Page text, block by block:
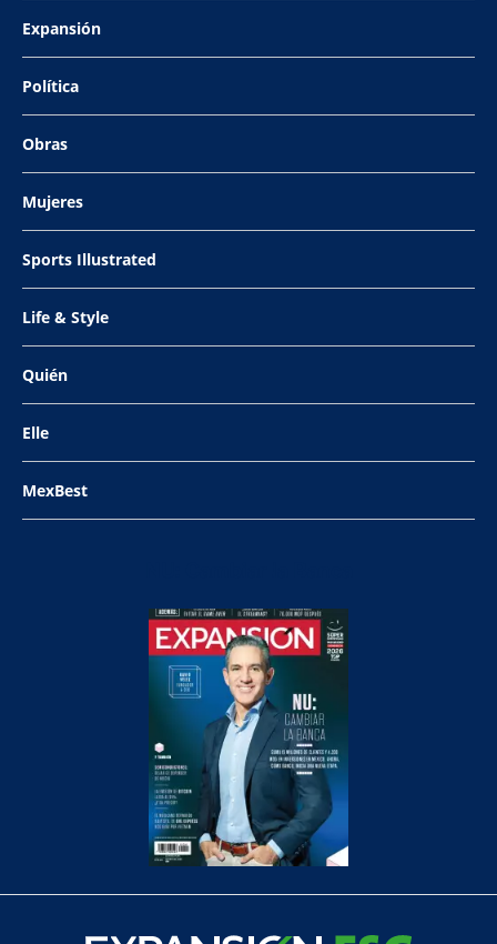
Expansión
Política
Obras
Mujeres
Sports Illustrated
Life & Style
Quién
Elle
MexBest